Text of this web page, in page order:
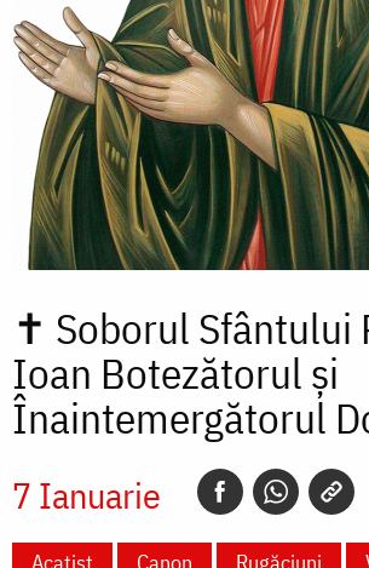
✝ Soborul Sfântului
Ioan Botezătorul și
Înaintemergătorul
7 Ianuarie